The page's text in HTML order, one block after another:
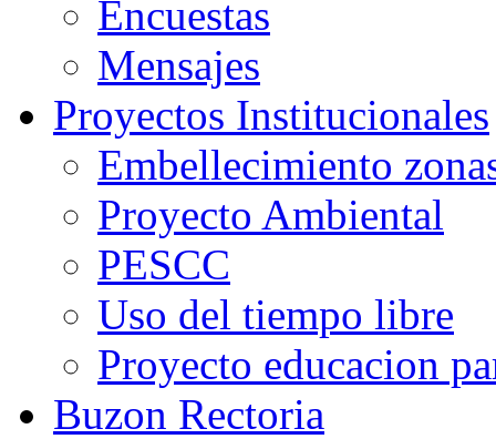
Encuestas
Mensajes
Proyectos Institucionales
Embellecimiento
Proyecto Ambiental
PESCC
Uso del tiempo libre
Proyecto educacion
Buzon Rectoria